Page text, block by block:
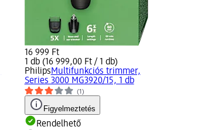
16 999 Ft
1 db (16 999,00 Ft / 1 db)
PhilipsMultifunkciós trimmer,
Series 3000 MG3920/15, 1 db
(1)
Figyelmeztetés
Rendelhető